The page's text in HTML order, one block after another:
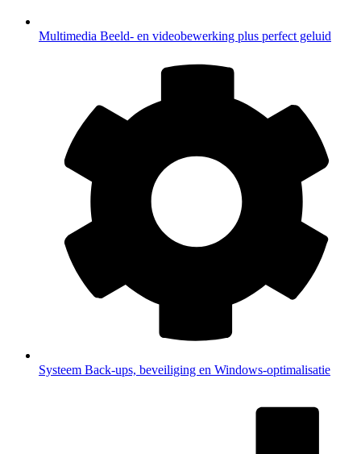
Multimedia Beeld- en videobewerking plus perfect geluid
Systeem Back-ups, beveiliging en Windows-optimalisatie